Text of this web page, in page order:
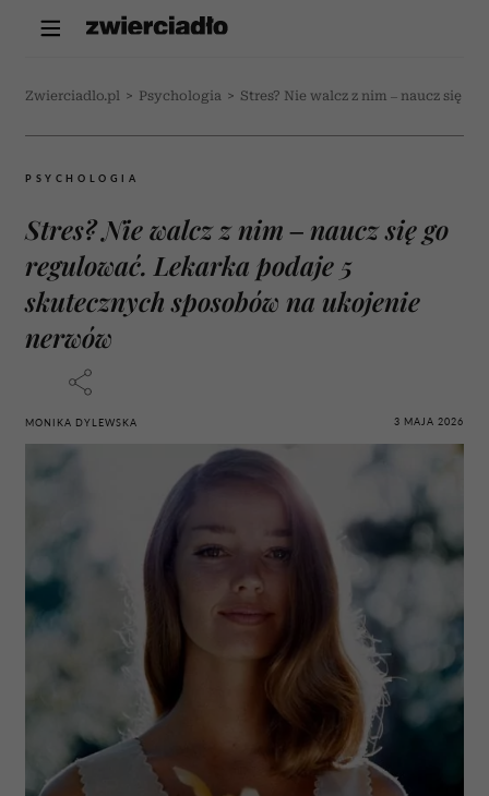
Zwierciadlo.pl > Psychologia > Stres? Nie walcz z nim – naucz się
PSYCHOLOGIA
Stres? Nie walcz z nim – naucz się go
regulować. Lekarka podaje 5
skutecznych sposobów na ukojenie
nerwów
MONIKA DYLEWSKA 3 MAJA 2026